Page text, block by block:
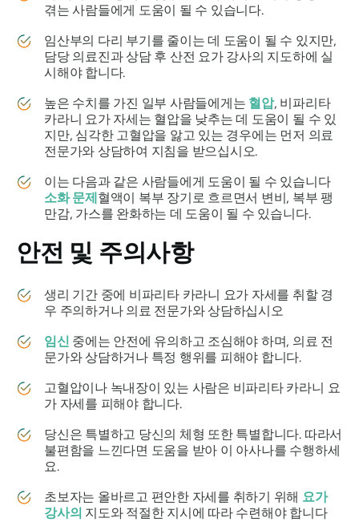
겪는 사람들에게 도움이 될 수 있습니다.
임산부의 다리 부기를 줄이는 데 도움이 될 수 있지만,
담당 의료진과 상담 후 산전 요가 강사의 지도하에 실
시해야 합니다.
높은 수치를 가진 일부 사람들에게는 혈압, 비파리타
카라니 요가 자세는 혈압을 낮추는 데 도움이 될 수 있
지만, 심각한 고혈압을 앓고 있는 경우에는 먼저 의료
전문가와 상담하여 지침을 받으십시오.
이는 다음과 같은 사람들에게 도움이 될 수 있습니다
소화 문제 혈액이 복부 장기로 흐르면서 변비, 복부 팽
만감, 가스를 완화하는 데 도움이 될 수 있습니다.
안전 및 주의사항
생리 기간 중에 비파리타 카라니 요가 자세를 취할 경
우 주의하거나 의료 전문가와 상담하십시오
임신 중에는 안전에 유의하고 조심해야 하며, 의료 전
문가와 상담하거나 특정 행위를 피해야 합니다.
고혈압이나 녹내장이 있는 사람은 비파리타 카라니 요
가 자세를 피해야 합니다.
당신은 특별하고 당신의 체형 또한 특별합니다. 따라서
불편함을 느낀다면 도움을 받아 이 아사나를 수행하세
요.
초보자는 올바르고 편안한 자세를 취하기 위해 요가
강사의 지도와 적절한 지시에 따라 수련해야 합니다